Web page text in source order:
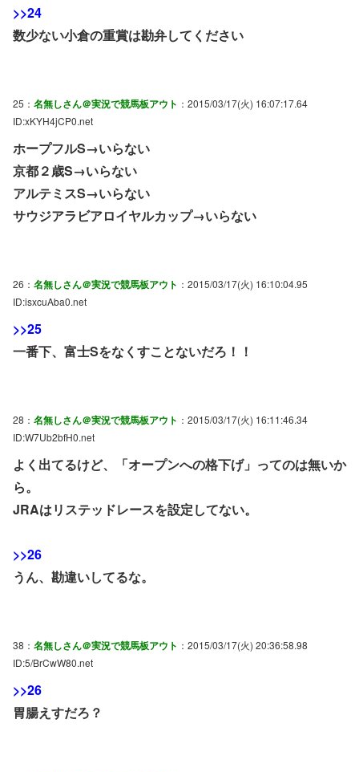
>>24
数少ない小倉の重賞は勘弁してください
25： 名無しさん＠実況で競馬板アウト ：2015/03/17(火) 16:07:17.64
ID:xKYH4jCP0.net
ホープフルS→いらない
京都２歳S→いらない
アルテミスS→いらない
サウジアラビアロイヤルカップ→いらない
26： 名無しさん＠実況で競馬板アウト ：2015/03/17(火) 16:10:04.95
ID:isxcuAba0.net
>>25
一番下、富士Sをなくすことないだろ！！
28： 名無しさん＠実況で競馬板アウト ：2015/03/17(火) 16:11:46.34
ID:W7Ub2bfH0.net
よく出てるけど、「オープンへの格下げ」ってのは無いか
ら。
JRAはリステッドレースを設定してない。
>>26
うん、勘違いしてるな。
38： 名無しさん＠実況で競馬板アウト ：2015/03/17(火) 20:36:58.98
ID:5/BrCwW80.net
>>26
胃腸えすだろ？